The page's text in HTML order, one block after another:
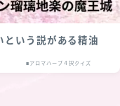
いう説がある精油
■アロマハーブ４択クイズ